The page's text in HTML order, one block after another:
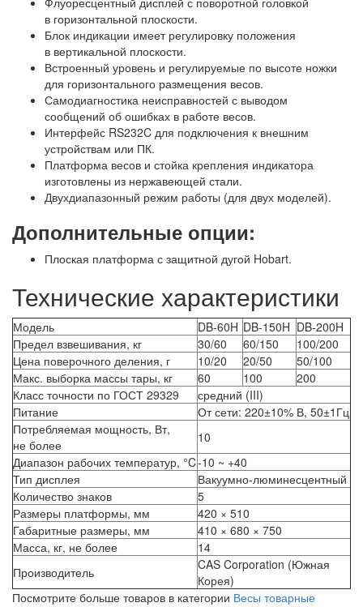
в горизонтальной плоскости.
Блок индикации имеет регулировку положения
в вертикальной плоскости.
Встроенный уровень и регулируемые по высоте ножки
для горизонтального размещения весов.
Самодиагностика неисправностей с выводом
сообщений об ошибках в работе весов.
Интерфейс RS232C для подключения к внешним
устройствам или ПК.
Платформа весов и стойка крепления индикатора
изготовлены из нержавеющей стали.
Двухдиапазонный режим работы (для двух моделей).
Дополнительные опции:
Плоская платформа с защитной дугой Hobart.
Технические характеристики
Модель DB-60H DB-150H DB-200H
Предел взвешивания, кг
30/60 60/150
100/200
Цена поверочного деления, г
10/20 20/50
50/100
Макс. выборка массы тары, кг
60 100
200
Класс точности по ГОСТ 29329
средний (III)
Питание
От сети: 220±10% В, 50±1Гц
Потребляемая мощность, Вт,
не более
10
Диапазон рабочих температур, °C-10 ~ +40
Тип дисплея
Вакуумно-люминесцентный
Количество знаков
5
Размеры платформы, мм
420 × 510
Габаритные размеры, мм
410 × 680 × 750
Масса, кг, не более
14
Производитель
CAS Corporation (Южная
Корея)
Посмотрите больше товаров в категории Весы товарные